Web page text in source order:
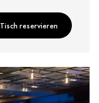
Tisch reservieren